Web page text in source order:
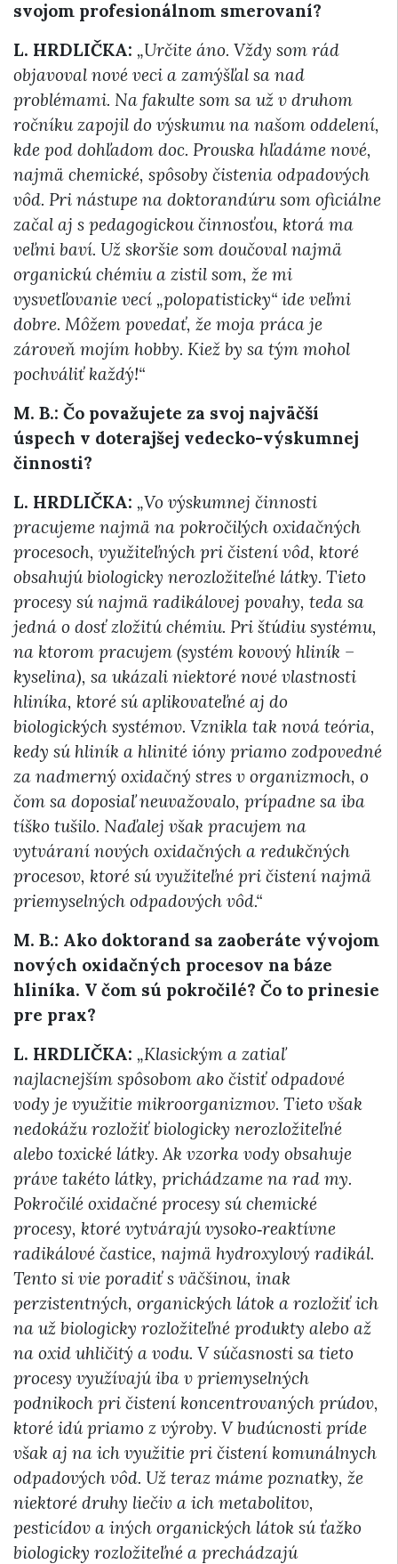
svojom profesionálnom smerovaní?
L. HRDLIČKA: „Určite áno. Vždy som rád
objavoval nové veci a zamýšľal sa nad
problémami. Na fakulte som sa už v druhom
ročníku zapojil do výskumu na našom oddelení,
kde pod dohľadom doc. Prouska hľadáme nové,
najmä chemické, spôsoby čistenia odpadových
vôd. Pri nástupe na doktorandúru som oficiálne
začal aj s pedagogickou činnosťou, ktorá ma
veľmi baví. Už skoršie som doučoval najmä
organickú chémiu a zistil som, že mi
vysvetľovanie vecí „polopatisticky“ ide veľmi
dobre. Môžem povedať, že moja práca je
zároveň mojím hobby. Kiež by sa tým mohol
pochváliť každý!“
M. B.: Čo považujete za svoj najväčší
úspech v doterajšej vedecko-výskumnej
činnosti?
L. HRDLIČKA: „Vo výskumnej činnosti
pracujeme najmä na pokročilých oxidačných
procesoch, využiteľných pri čistení vôd, ktoré
obsahujú biologicky nerozložiteľné látky. Tieto
procesy sú najmä radikálovej povahy, teda sa
jedná o dosť zložitú chémiu. Pri štúdiu systému,
na ktorom pracujem (systém kovový hliník –
kyselina), sa ukázali niektoré nové vlastnosti
hliníka, ktoré sú aplikovateľné aj do
biologických systémov. Vznikla tak nová teória,
kedy sú hliník a hlinité ióny priamo zodpovedné
za nadmerný oxidačný stres v organizmoch, o
čom sa doposiaľ neuvažovalo, prípadne sa iba
tíško tušilo. Naďalej však pracujem na
vytváraní nových oxidačných a redukčných
procesov, ktoré sú využiteľné pri čistení najmä
priemyselných odpadových vôd.“
M. B.: Ako doktorand sa zaoberáte vývojom
nových oxidačných procesov na báze
hliníka. V čom sú pokročilé? Čo to prinesie
pre prax?
L. HRDLIČKA: „Klasickým a zatiaľ
najlacnejším spôsobom ako čistiť odpadové
vody je využitie mikroorganizmov. Tieto však
nedokážu rozložiť biologicky nerozložiteľné
alebo toxické látky. Ak vzorka vody obsahuje
práve takéto látky, prichádzame na rad my.
Pokročilé oxidačné procesy sú chemické
procesy, ktoré vytvárajú vysoko‑reaktívne
radikálové častice, najmä hydroxylový radikál.
Tento si vie poradiť s väčšinou, inak
perzistentných, organických látok a rozložiť ich
na už biologicky rozložiteľné produkty alebo až
na oxid uhličitý a vodu. V súčasnosti sa tieto
procesy využívajú iba v priemyselných
podnikoch pri čistení koncentrovaných prúdov,
ktoré idú priamo z výroby. V budúcnosti príde
však aj na ich využitie pri čistení komunálnych
odpadových vôd. Už teraz máme poznatky, že
niektoré druhy liečiv a ich metabolitov,
pesticídov a iných organických látok sú ťažko
biologicky rozložiteľné a prechádzajú